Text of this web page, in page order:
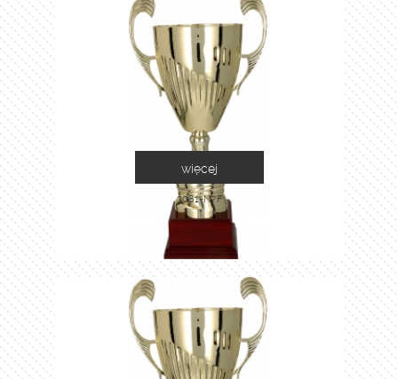
3081-N/F
więcej